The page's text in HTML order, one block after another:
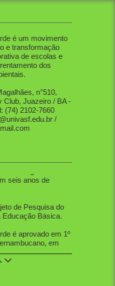
é um movimento
e transformação
de escolas e
dos
n°510,
Club, Juazeiro / BA -
(74) 2102-7660
/
mais de
na região do Vale
seis anos de
Básica.
em
na Mostra